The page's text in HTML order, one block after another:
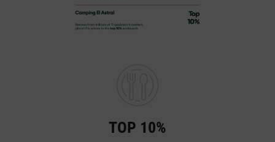
TOP 10%